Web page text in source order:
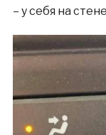
– у себя на